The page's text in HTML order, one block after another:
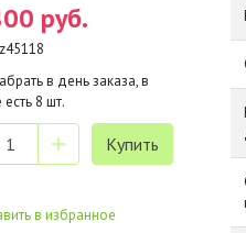
руб.
z45118
в день заказа, в
есть 8 шт.
в избранное